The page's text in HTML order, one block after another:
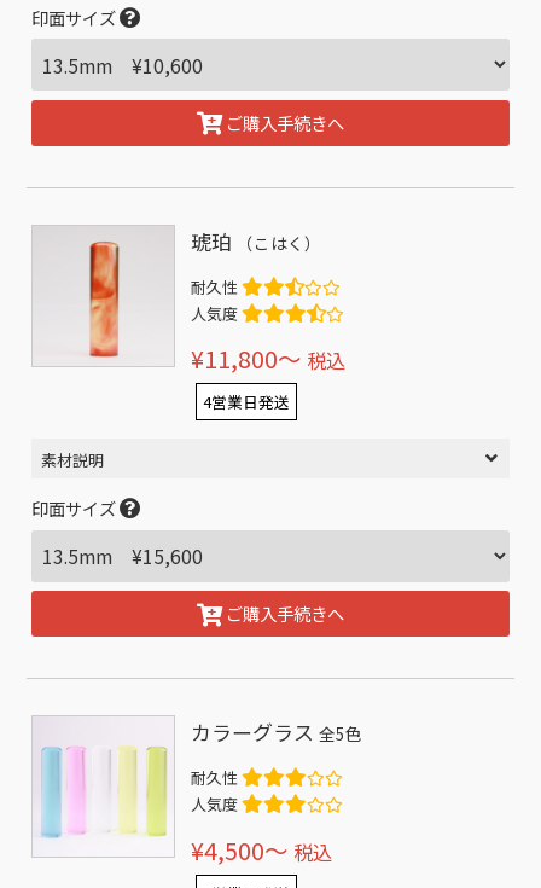
印面サイズ
ご購入手続きへ
琥珀 （こはく）
耐久性
人気度
¥11,800〜 税込
4営業日発送
素材説明
印面サイズ
ご購入手続きへ
カラーグラス全5色
耐久性
人気度
¥4,500〜 税込